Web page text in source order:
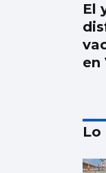
El
en
Lo